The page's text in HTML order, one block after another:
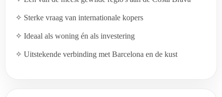
✧ Sterke vraag van internationale kopers
✧ Ideaal als woning én als investering
✧ Uitstekende verbinding met Barcelona en de kust